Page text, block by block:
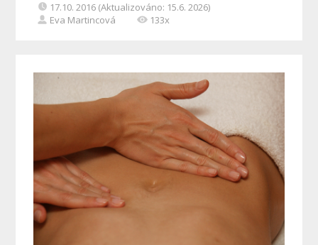
17.10. 2016 (Aktualizováno: 15.6. 2026)
Eva Martincová
133x